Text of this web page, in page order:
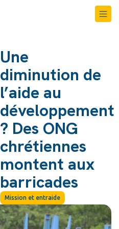
Une
diminution de
l’aide au
développement
? Des ONG
chrétiennes
montent aux
barricades
Mission et entraide